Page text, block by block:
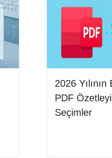
2026
PDF
Seçimler